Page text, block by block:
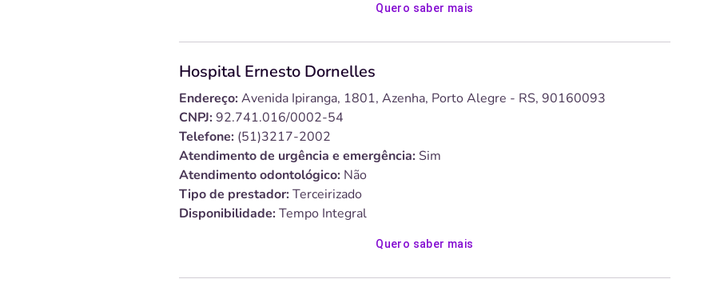
Quero saber mais
Hospital Ernesto Dornelles
Endereço:Avenida Ipiranga, 1801, Azenha, Porto Alegre - RS, 90160093
CNPJ:92.741.016/0002-54
Telefone: (51)3217-2002
Atendimento de urgência e emergência: Sim
Atendimento odontológico: Não
Tipo de prestador:Terceirizado
Disponibilidade:Tempo Integral
Quero saber mais